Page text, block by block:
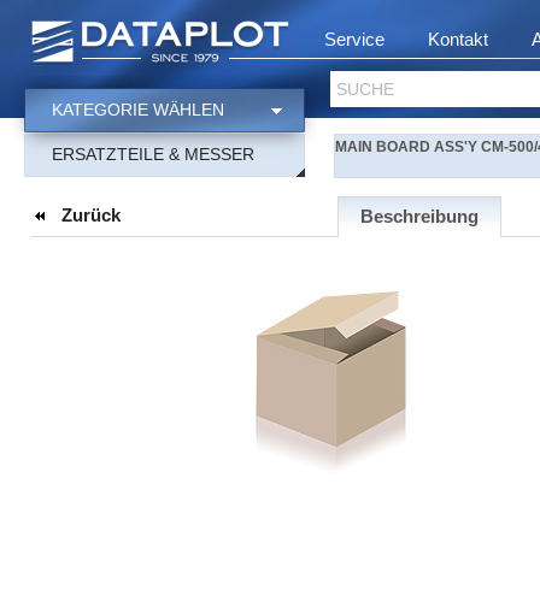
Service Kontakt
SUCHE
KATEGORIE WÄHLEN
ERSATZTEILE & MESSER MAIN BOARD ASS'Y CM-
Zurück Beschreibung